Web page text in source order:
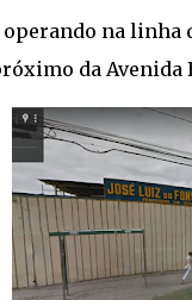
na linha
da Avenida